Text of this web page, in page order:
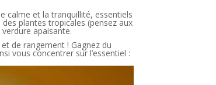
calme et la tranquillité, essentiels
plantes tropicales (pensez aux
apaisante.
de rangement ! Gagnez du
vous concentrer sur l’essentiel :